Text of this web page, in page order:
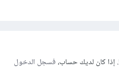
إذا كان لديك حساب،فسجل الدخول